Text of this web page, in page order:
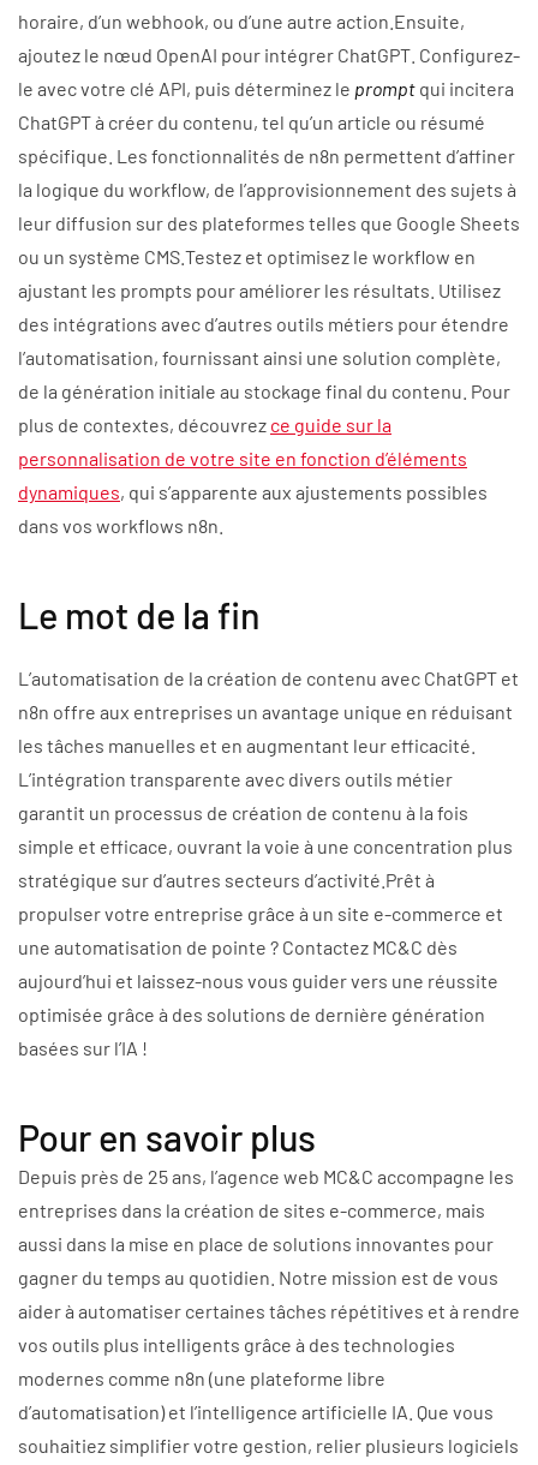
horaire, d’un webhook, ou d’une autre action.Ensuite,
ajoutez le nœud OpenAI pour intégrer ChatGPT. Configurez-
le avec votre clé API, puis déterminez le prompt qui incitera
ChatGPT à créer du contenu, tel qu’un article ou résumé
spécifique. Les fonctionnalités de n8n permettent d’affiner
la logique du workflow, de l’approvisionnement des sujets à
leur diffusion sur des plateformes telles que Google Sheets
ou un système CMS.Testez et optimisez le workflow en
ajustant les prompts pour améliorer les résultats. Utilisez
des intégrations avec d’autres outils métiers pour étendre
l’automatisation, fournissant ainsi une solution complète,
de la génération initiale au stockage final du contenu. Pour
plus de contextes, découvrez ce guide sur la
personnalisation de votre site en fonction d’éléments
dynamiques, qui s’apparente aux ajustements possibles
dans vos workflows n8n.
Le mot de la fin
L’automatisation de la création de contenu avec ChatGPT et
n8n offre aux entreprises un avantage unique en réduisant
les tâches manuelles et en augmentant leur efficacité.
L’intégration transparente avec divers outils métier
garantit un processus de création de contenu à la fois
simple et efficace, ouvrant la voie à une concentration plus
stratégique sur d’autres secteurs d’activité. Prêt à
propulser votre entreprise grâce à un site e-commerce et
une automatisation de pointe ? Contactez MC&C dès
aujourd’hui et laissez-nous vous guider vers une réussite
optimisée grâce à des solutions de dernière génération
basées sur l’IA !
Pour en savoir plus
Depuis près de 25 ans, l’agence web MC&C accompagne les
entreprises dans la création de sites e-commerce, mais
aussi dans la mise en place de solutions innovantes pour
gagner du temps au quotidien. Notre mission est de vous
aider à automatiser certaines tâches répétitives et à rendre
vos outils plus intelligents grâce à des technologies
modernes comme n8n (une plateforme libre
d’automatisation) et l’intelligence artificielle IA. Que vous
souhaitiez simplifier votre gestion, relier plusieurs logiciels